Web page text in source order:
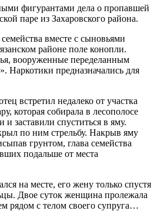
фигурантами дела о пропавшей
паре из Захаровского района.
вместе с сыновьями
районе поле конопли.
вооруженные переделанным
Наркотики предназначались для
встретил недалеко от участка
которая собирала в лесополосе
заставили спуститься в яму.
по ним стрельбу. Накрыв яму
грунтом, глава семейства
подальше от места
на месте, его жену только спустя
Двое суток женщина пролежала
рядом с телом своего супруга…